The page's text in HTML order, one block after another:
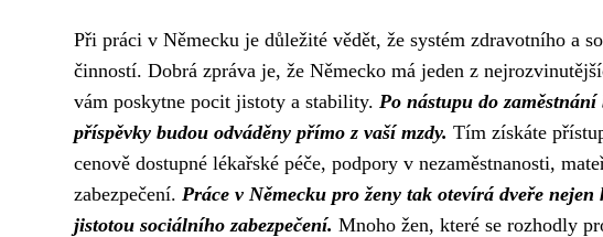
Při práci v Německu je důležité vědět, že systém zdravotního a
činností. Dobrá zpráva je, že Německo má jeden z
vám poskytne pocit jistoty a stability. Po nástupu do
příspěvky budou odváděny přímo z vaší mzdy. Tím získáte
cenově dostupné lékařské péče, podpory v nezaměstnanosti,
zabezpečení. Práce v Německu pro ženy tak otevírá dveře
jistotou sociálního zabezpečení. Mnoho žen, které se rozhodly